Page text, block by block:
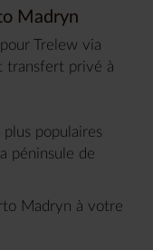
Madryn
Trelew via
transfert privé à
populaires
péninsule de
Madryn à votre